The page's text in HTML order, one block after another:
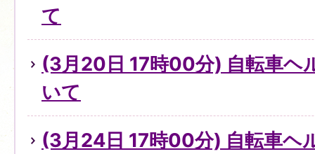
て
(3月20日 17時00分) 自転車ヘ
いて
(3月24日 17時00分) 自転車ヘ